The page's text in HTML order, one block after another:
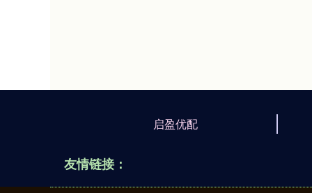
启盈优配
友情链接：